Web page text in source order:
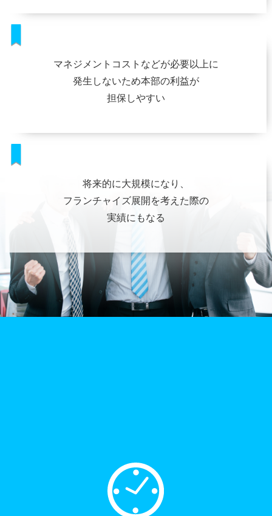
マネジメントコストなどが必要以上に
発生しないため本部の利益が
担保しやすい
将来的に大規模になり、
フランチャイズ展開を考えた際の
実績にもなる